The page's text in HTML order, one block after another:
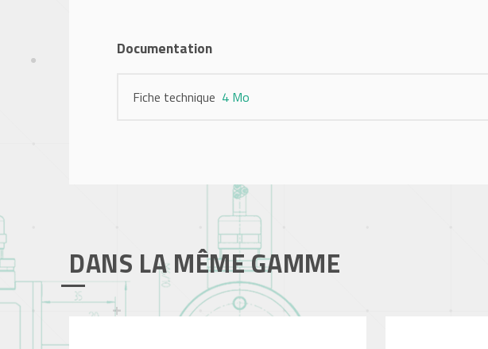
Documentation
Fiche technique 4 Mo
DANS LA MÊME GAMME